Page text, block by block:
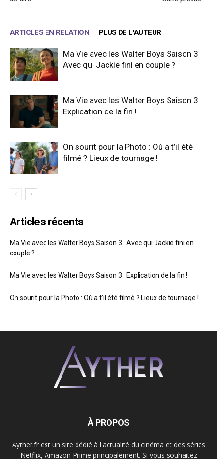
ARTICLES EN RELATION PLUS DE L'AUTEUR
Ma Vie avec les Walter Boys Saison 3 :
Avec qui Jackie fini en couple ?
Ma Vie avec les Walter Boys Saison 3 :
Explication de la fin !
On sourit pour la Photo : Où a t’il été
filmé ? Lieux de tournage !
Articles récents
Ma Vie avec les Walter Boys Saison 3 : Avec qui Jackie fini en
couple ?
Ma Vie avec les Walter Boys Saison 3 : Explication de la fin !
On sourit pour la Photo : Où a t’il été filmé ? Lieux de tournage !
À PROPOS
Ayther.fr est un site dédié à l'actualité du cinéma et des séries
Netflix, Amazon Prime principalement. Si vous souhaitez